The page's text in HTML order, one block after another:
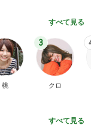
すべて見る
桃
3
クロ
すべて見る